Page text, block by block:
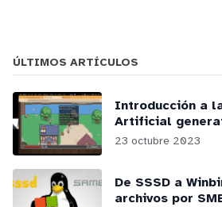
ÚLTIMOS ARTÍCULOS
Introducción a
Artificial
webinars y
23 octubre 2023
De SSSD a
archivos por